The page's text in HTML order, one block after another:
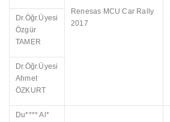
Renesas MCU Car Rally
2017
Dr.Öğr.Üyesi
Özgür
TAMER
Dr.Öğr.Üyesi
Ahmet
ÖZKURT
Du**** Al*